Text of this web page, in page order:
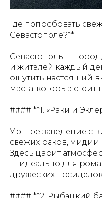
Где попробовать
Севастополе?**
Севастополь —
и жителей каждый
ощутить настоящий
места, которые стоит
#### **1. «Раки и
Уютное заведение с
свежих раков, мидии
Здесь царит
— идеально для
дружеских
#### **2. Рыбацкий